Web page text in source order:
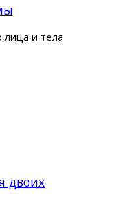
лица и тела
двоих